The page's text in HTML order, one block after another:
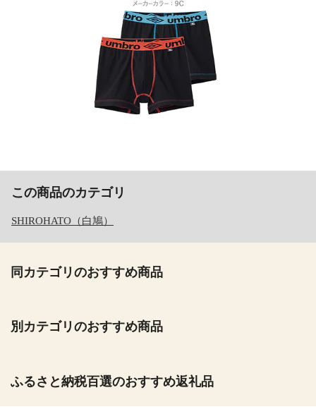
この商品のカテゴリ
SHIROHATO（白鳩）
同カテゴリのおすすめ商品
別カテゴリのおすすめ商品
ふるさと納税百選のおすすめ返礼品